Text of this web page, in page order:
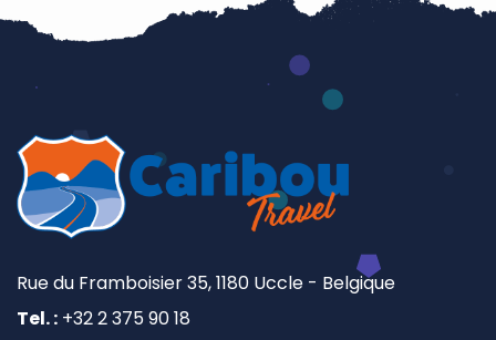
Rue du Framboisier 35, 1180 Uccle - Belgique
Tel. : +32 2 375 90 18